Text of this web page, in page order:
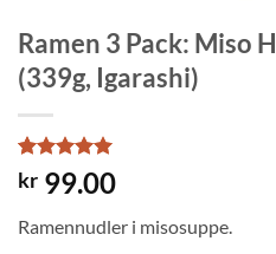
Ramen 3 Pack: Miso
(339g, Igarashi)
Rated5
out of 5
1
customer
kr 99.00
Ramennudler i misosuppe.